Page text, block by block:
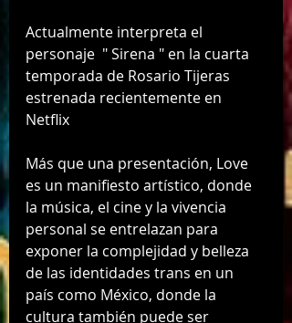
Actualmente interpreta el
personaje  " Sirena " en la cuarta
temporada de Rosario Tijeras
estrenada recientemente en
Netflix
Más que una presentación, Love
es un manifiesto artístico, donde
la música, el cine y la vivencia
personal se entrelazan para
exponer la complejidad y belleza
de las identidades trans en un
país como México, donde la
cultura también puede ser